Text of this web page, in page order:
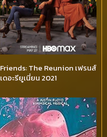
Friends: The Reunion เฟรนส์
เดอะรียูเนี่ยน 2021